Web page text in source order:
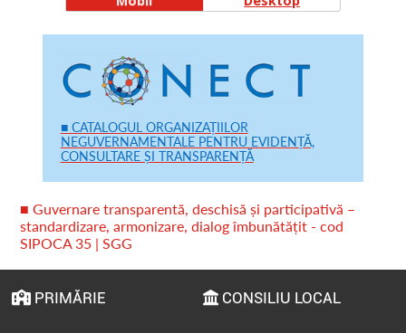
■ CATALOGUL ORGANIZAȚIILOR
NEGUVERNAMENTALE PENTRU EVIDENȚĂ,
CONSULTARE ȘI TRANSPARENȚĂ
■ Guvernare transparentă, deschisă și participativă –
standardizare, armonizare, dialog îmbunătățit - cod
SIPOCA 35 | SGG
PRIMĂRIE CONSILIU LOCAL